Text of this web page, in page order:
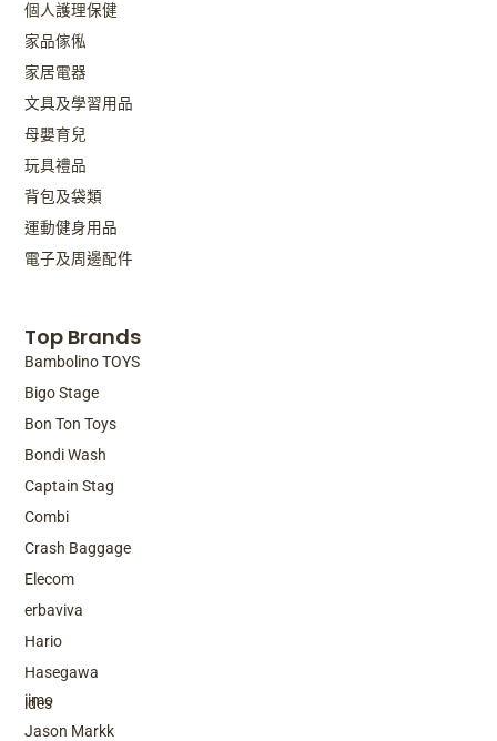
Top Brands
iimo
Jason Markk
Top Brands
Bambolino TOYS
Bigo Stage
Bon Ton Toys
Bondi Wash
Captain Stag
Combi
Crash Baggage
Elecom
erbaviva
Hario
Hasegawa
ides
個人護理保健
家品傢俬
家居電器
文具及學習用品
母嬰育兒
玩具禮品
背包及袋類
運動健身用品
電子及周邊配件